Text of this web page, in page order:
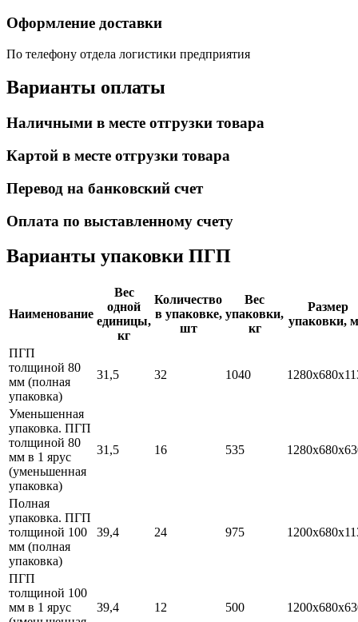
Оформление доставки
По телефону отдела логистики предприятия
Варианты оплаты
Наличными в месте отгрузки товара
Картой в месте отгрузки товара
Перевод на банковский счет
Оплата по выставленному счету
Варианты упаковки ПГП
Наименование
Вес
одной
единицы,
кг
Количество
в упаковке,
шт
Вес
упаковки,
кг
Размер
упаковки,
ПГП
толщиной 80
мм (полная
упаковка)
31,5 32 1040
Уменьшенная
упаковка. ПГП
толщиной 80
мм в 1 ярус
(уменьшенная
упаковка)
31,5 16 535
Полная
упаковка. ПГП
толщиной 100
мм (полная
упаковка)
39,4 24 975
ПГП
толщиной 100
мм в 1 ярус
39,4 12 500